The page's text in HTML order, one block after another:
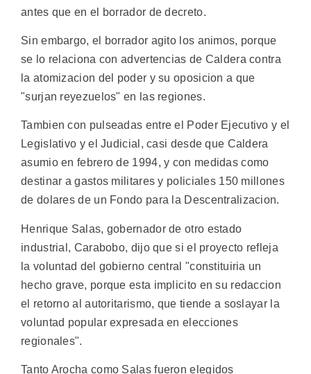
antes que en el borrador de decreto.
Sin embargo, el borrador agito los animos, porque
se lo relaciona con advertencias de Caldera contra
la atomizacion del poder y su oposicion a que
"surjan reyezuelos" en las regiones.
Tambien con pulseadas entre el Poder Ejecutivo y el
Legislativo y el Judicial, casi desde que Caldera
asumio en febrero de 1994, y con medidas como
destinar a gastos militares y policiales 150 millones
de dolares de un Fondo para la Descentralizacion.
Henrique Salas, gobernador de otro estado
industrial, Carabobo, dijo que si el proyecto refleja
la voluntad del gobierno central "constituiria un
hecho grave, porque esta implicito en su redaccion
el retorno al autoritarismo, que tiende a soslayar la
voluntad popular expresada en elecciones
regionales".
Tanto Arocha como Salas fueron elegidos